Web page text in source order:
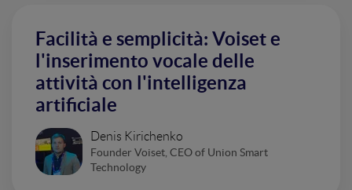
Facilità e semplicità: Voiset e
l'inserimento vocale delle
attività con l'intelligenza
artificiale
Denis Kirichenko
Founder Voiset, CEO of Union Smart
Technology